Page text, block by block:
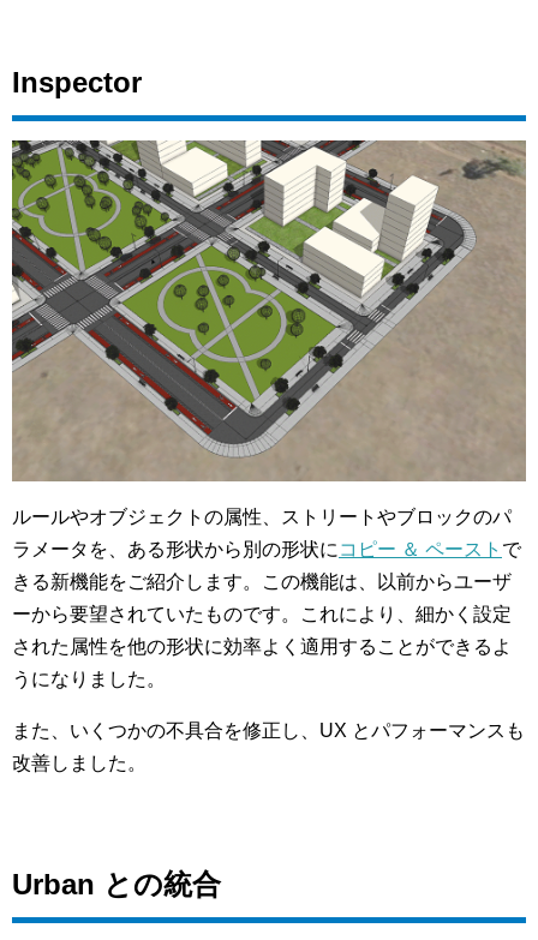
Inspector
ルールやオブジェクトの属性、ストリートやブロックのパ
ラメータを、ある形状から別の形状に コピー ＆ ペースト で
きる新機能をご紹介します。この機能は、以前からユーザ
ーから要望されていたものです。これにより、細かく設定
された属性を他の形状に効率よく適用することができるよ
うになりました。
また、いくつかの不具合を修正し、UX とパフォーマンスも
改善しました。
Urban との統合